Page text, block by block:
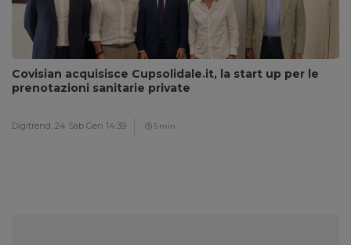
Covisian acquisisce Cupsolidale.it, la start up per le
prenotazioni sanitarie private
Digitrend, 24 Sab Gen 14:39 5 min